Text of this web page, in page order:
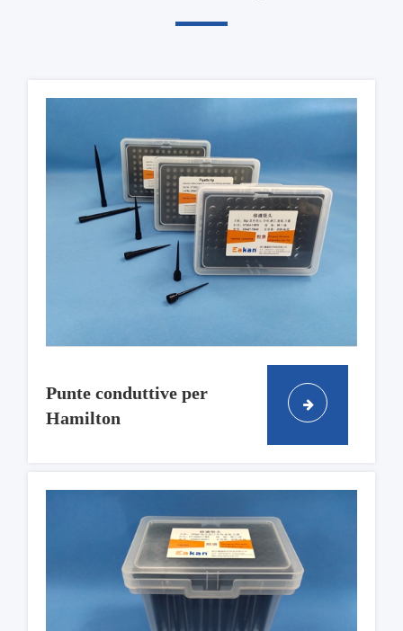
Punte conduttive per
Hamilton